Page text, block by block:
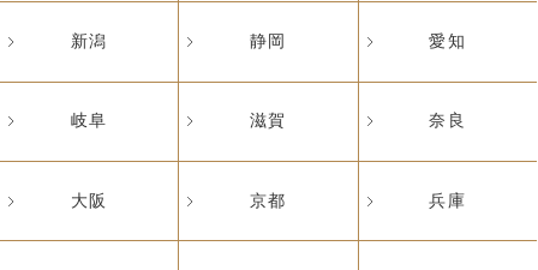
新潟 静岡 愛知
岐阜 滋賀 奈良
大阪 京都 兵庫